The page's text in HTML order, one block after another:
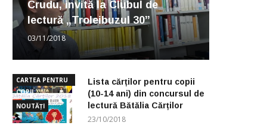
Crudu, invită la Clubul de
lectură „Troleibuzul 30”
03/11/2018
CARTEA PENTRU
COPII
NOUTĂȚI
Lista cărților pentru copii
(10-14 ani) din concursul de
lectură Bătălia Cărților
23/10/2018